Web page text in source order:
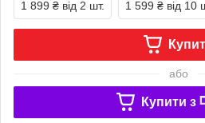
1 899 ₴ від 2 шт. 1 599 ₴ від 10
або
Купити з